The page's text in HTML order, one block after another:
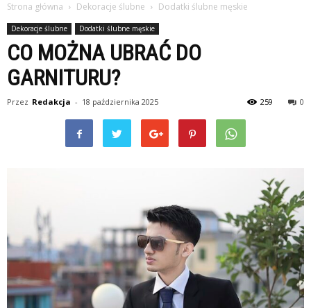
Strona główna Dekoracje ślubne Dodatki ślubne męskie
Dekoracje ślubne Dodatki ślubne męskie
CO MOŻNA UBRAĆ DO
GARNITURU?
Przez Redakcja - 18 października 2025 0
259